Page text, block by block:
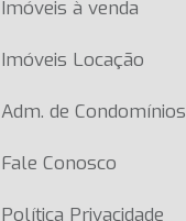
Imóveis à venda
Imóveis Locação
Adm. de Condomínios
Fale Conosco
Política Privacidade